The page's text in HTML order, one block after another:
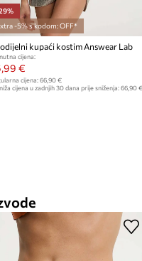
-5% s kodom: OFF*
kupaći kostim Answear Lab
cijena:
€
cijena:66,90 €
cijena u zadnjih 30 dana prije sniženja:66,90 €